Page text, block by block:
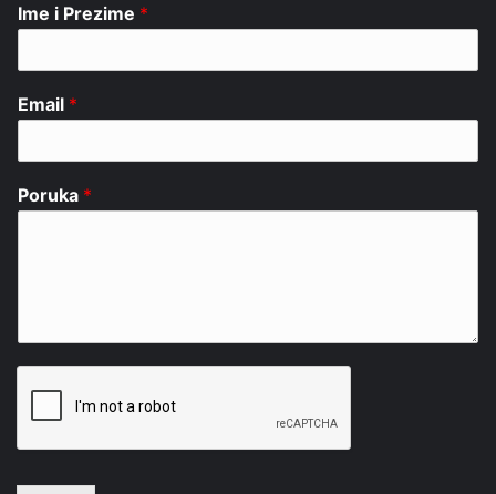
Ime i Prezime *
Email *
Poruka *